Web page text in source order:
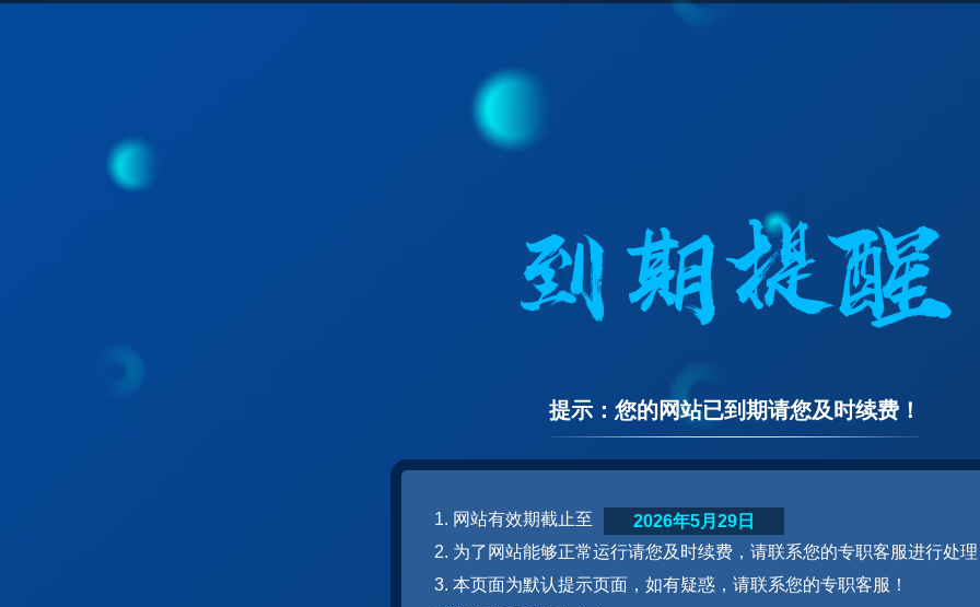
提示：您的网站已到期请您及时续费！
1. 网站有效期截止至
2. 为了网站能够正常运行请您及时续费，请联系您的专职客服进行处
3. 本页面为默认提示页面，如有疑惑，请联系您的专职客服！
2026年5月29日